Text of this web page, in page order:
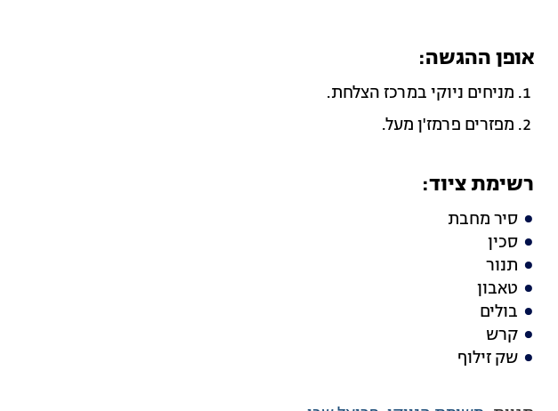
אופן ההגשה:
מניחים ניוקי במרכז הצלחת.
מפזרים פרמז'ן מעל.
רשימת ציוד:
סיר מחבת
סכין
תנור
טאבון
בולים
קרש
שק זילוף